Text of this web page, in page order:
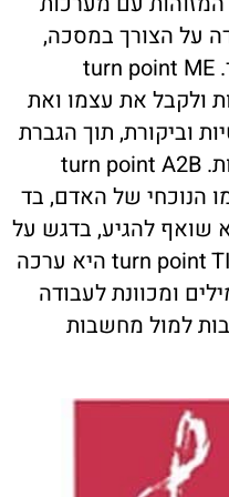
על הצורך במסכה,
בהסתתרות וברצון להיות אחר. turn point ME
את עצמו ואת
וביקורת, תוך הגברת
תחושת הערך העצמי והשייכות. turn point A2B
הנוכחי של האדם, בד
שואף להגיע, בדגש על
האופציות שעומדות בפניו. turn point TIK היא ערכה
ומכוונת לעבודה
למול מחשבות